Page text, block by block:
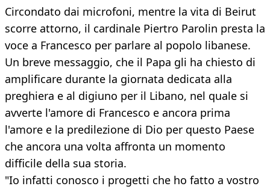
Circondato dai microfoni, mentre la vita di Beirut
scorre attorno, il cardinale Piertro Parolin presta la
voce a Francesco per parlare al popolo libanese.
Un breve messaggio, che il Papa gli ha chiesto di
amplificare durante la giornata dedicata alla
preghiera e al digiuno per il Libano, nel quale si
avverte l'amore di Francesco e ancora prima
l'amore e la predilezione di Dio per questo Paese
che ancora una volta affronta un momento
difficile della sua storia.
"Io infatti conosco i progetti che ho fatto a vostro